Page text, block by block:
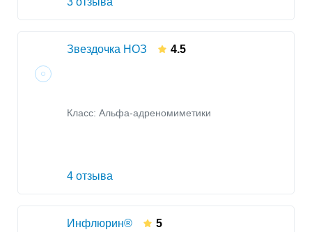
Звездочка НОЗ 4.5
Класс: Альфа-адреномиметики
4 отзыва
Инфлюрин® 5